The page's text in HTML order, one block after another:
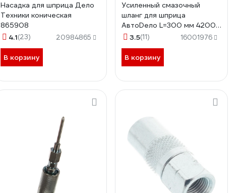
Насадка для шприца Дело
Техники коническая
865908
4.1(23) 20984865
В корзину
Усиленный смазочный
шланг для шприца
АвтоDело L=300 мм 42003
13986
3.5(11) 16001976
В корзину